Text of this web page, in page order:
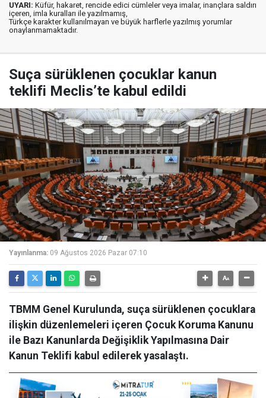
UYARI: Küfür, hakaret, rencide edici cümleler veya imalar, inançlara saldırı
içeren, imla kuralları ile yazılmamış,
Türkçe karakter kullanılmayan ve büyük harflerle yazılmış yorumlar
onaylanmamaktadır.
Suça sürüklenen çocuklar kanun
teklifi Meclis’te kabul edildi
Yayınlanma: 09 Ağustos 2026 Pazar 07:10
TBMM Genel Kurulunda, suça sürüklenen çocuklara
ilişkin düzenlemeleri içeren Çocuk Koruma Kanunu
ile Bazı Kanunlarda Değişiklik Yapılmasına Dair
Kanun Teklifi kabul edilerek yasalaştı.